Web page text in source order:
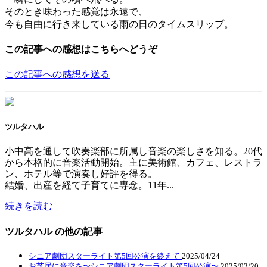
そのとき味わった感覚は永遠で、
今も自由に行き来している雨の日のタイムスリップ。
この記事への感想はこちらへどうぞ
この記事への感想を送る
ツルタハル
小中高を通して吹奏楽部に所属し音楽の楽しさを知る。20代
から本格的に音楽活動開始。主に美術館、カフェ、レストラ
ン、ホテル等で演奏し好評を得る。
結婚、出産を経て子育てに専念。11年...
続きを読む
ツルタハル の他の記事
シニア劇団スターライト第5回公演を終えて 2025/04/24